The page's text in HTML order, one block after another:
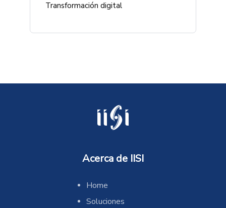
Transformación digital
Acerca de IISI
Home
Soluciones